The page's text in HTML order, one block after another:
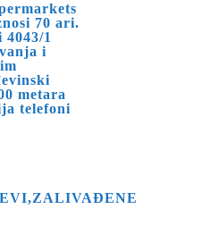
70 ari.
1
i
metara
telefoni